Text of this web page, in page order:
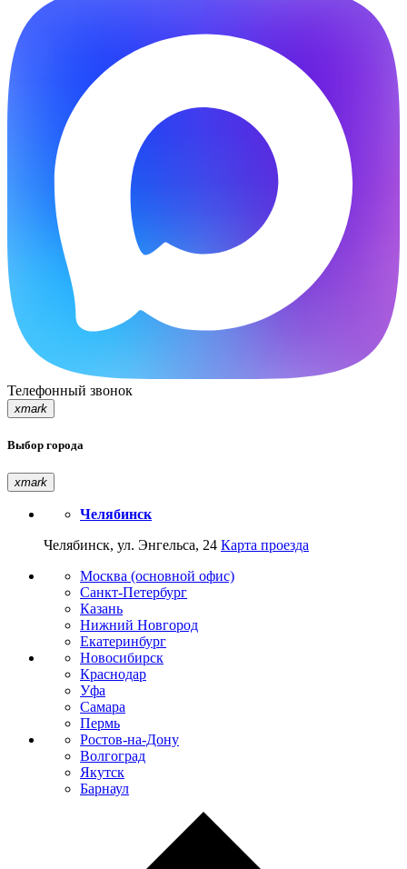
Телефонный звонок
xmark
Выбор города
xmark
Челябинск
Челябинск, ул. Энгельса, 24 Карта проезда
Москва (основной офис)
Санкт-Петербург
Казань
Нижний Новгород
Екатеринбург
Новосибирск
Краснодар
Уфа
Самара
Пермь
Ростов-на-Дону
Волгоград
Якутск
Барнаул